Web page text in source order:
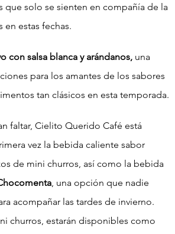
que solo se sienten en compañía de la
en estas fechas.
con salsa blanca y arándanos, una
para los amantes de los sabores
tan clásicos en esta temporada.
faltar, Cielito Querido Café está
vez la bebida caliente sabor
de mini churros, así como la bebida
, una opción que nadie
acompañar las tardes de invierno.
churros, estarán disponibles como